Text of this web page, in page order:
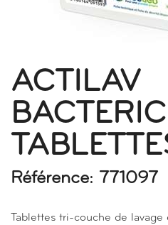
ACTILAV
Référence: 771097
Tablettes tri-couche de